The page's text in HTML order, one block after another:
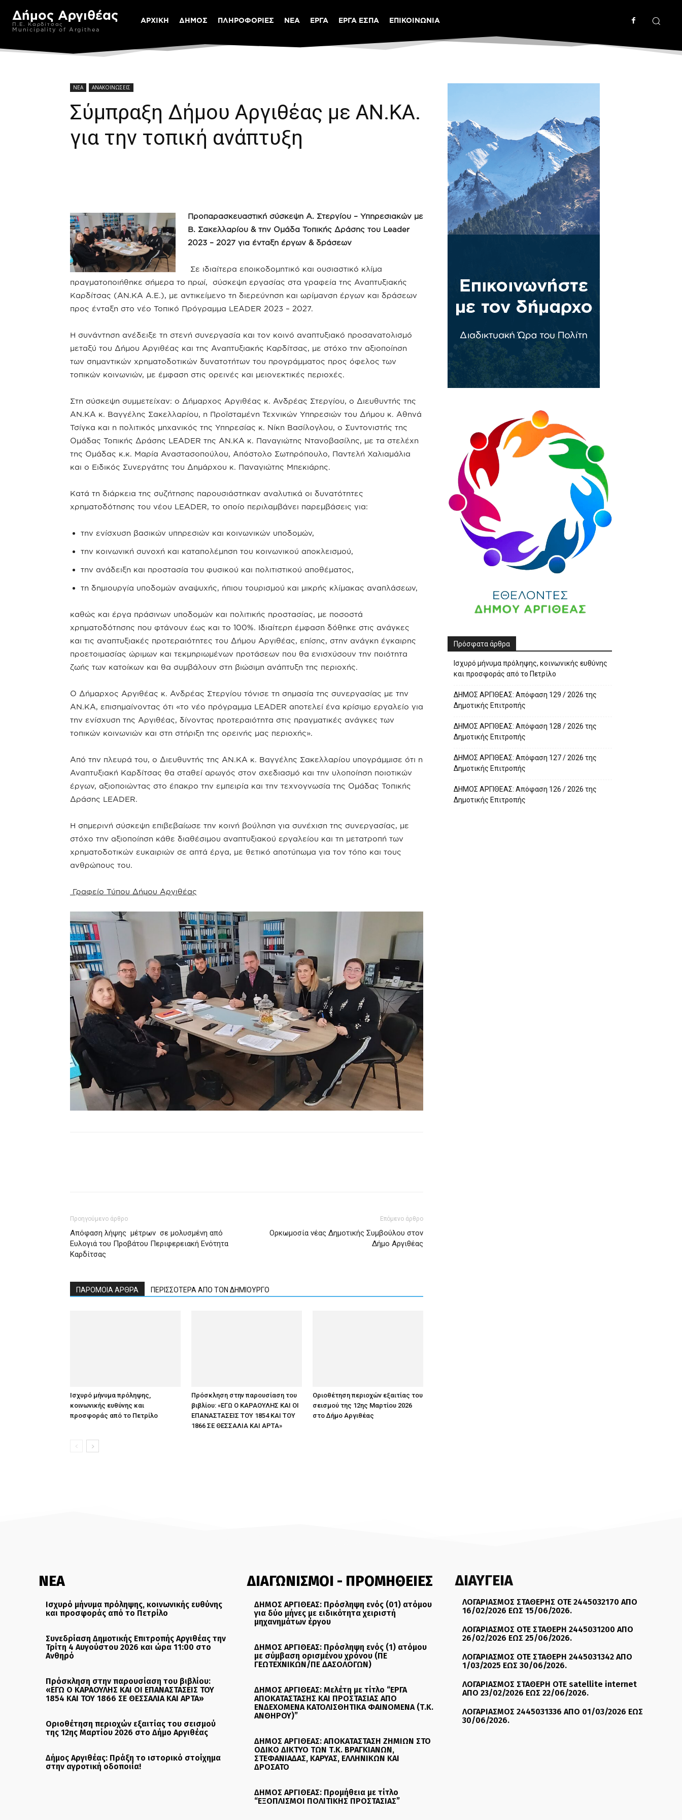
Δήμος Αργιθέας
Π.Ε. Καρδίτσας
Municipality of Argithea
ΑΡΧΙΚΗ ΔΗΜΟΣ ΠΛΗΡΟΦΟΡΙΕΣ ΝΕΑ ΕΡΓΑ ΕΡΓΑ ΕΣΠΑ ΕΠΙΚΟΙΝΩΝΙΑ
ΝΕΑ ΑΝΑΚΟΙΝΩΣΕΙΣ
Σύμπραξη Δήμου Αργιθέας με ΑΝ.ΚΑ.
για την τοπική ανάπτυξη
Προπαρασκευαστική σύσκεψη Α. Στεργίου – Υπηρεσιακών με
Β. Σακελλαρίου & την Ομάδα Τοπικής Δράσης του Leader
2023 – 2027 για ένταξη έργων & δράσεων
Σε ιδιαίτερα εποικοδομητικό και ουσιαστικό κλίμα
πραγματοποιήθηκε σήμερα το πρωί, σύσκεψη εργασίας στα γραφεία της Αναπτυξιακής
Καρδίτσας (ΑΝ.ΚΑ Α.Ε.), με αντικείμενο τη διερεύνηση και ωρίμανση έργων και δράσεων
προς ένταξη στο νέο Τοπικό Πρόγραμμα LEADER 2023 – 2027.
Η συνάντηση ανέδειξε τη στενή συνεργασία και τον κοινό αναπτυξιακό προσανατολισμό
μεταξύ του Δήμου Αργιθέας και της Αναπτυξιακής Καρδίτσας, με στόχο την αξιοποίηση
των σημαντικών χρηματοδοτικών δυνατοτήτων του προγράμματος προς όφελος των
τοπικών κοινωνιών, με έμφαση στις ορεινές και μειονεκτικές περιοχές.
Στη σύσκεψη συμμετείχαν: ο Δήμαρχος Αργιθέας κ. Ανδρέας Στεργίου, ο Διευθυντής της
ΑΝ.ΚΑ κ. Βαγγέλης Σακελλαρίου, η Προϊσταμένη Τεχνικών Υπηρεσιών του Δήμου κ. Αθηνά
Τσίγκα και η πολιτικός μηχανικός της Υπηρεσίας κ. Νίκη Βασίλογλου, ο Συντονιστής της
Ομάδας Τοπικής Δράσης LEADER της ΑΝ.ΚΑ κ. Παναγιώτης Ντανοβασίλης, με τα στελέχη
της Ομάδας κ.κ. Μαρία Αναστασοπούλου, Απόστολο Σωτηρόπουλο, Παντελή Χαλιαμάλια
και ο Ειδικός Συνεργάτης του Δημάρχου κ. Παναγιώτης Μπεκιάρης.
Κατά τη διάρκεια της συζήτησης παρουσιάστηκαν αναλυτικά οι δυνατότητες
χρηματοδότησης του νέου LEADER, το οποίο περιλαμβάνει παρεμβάσεις για:
την ενίσχυση βασικών υπηρεσιών και κοινωνικών υποδομών,
την κοινωνική συνοχή και καταπολέμηση του κοινωνικού αποκλεισμού,
την ανάδειξη και προστασία του φυσικού και πολιτιστικού αποθέματος,
τη δημιουργία υποδομών αναψυχής, ήπιου τουρισμού και μικρής κλίμακας αναπλάσεων,
καθώς και έργα πράσινων υποδομών και πολιτικής προστασίας, με ποσοστά
χρηματοδότησης που φτάνουν έως και το 100%. Ιδιαίτερη έμφαση δόθηκε στις ανάγκες
και τις αναπτυξιακές προτεραιότητες του Δήμου Αργιθέας, επίσης, στην ανάγκη έγκαιρης
προετοιμασίας ώριμων και τεκμηριωμένων προτάσεων που θα ενισχύσουν την ποιότητα
ζωής των κατοίκων και θα συμβάλουν στη βιώσιμη ανάπτυξη της περιοχής.
Ο Δήμαρχος Αργιθέας κ. Ανδρέας Στεργίου τόνισε τη σημασία της συνεργασίας με την
ΑΝ.ΚΑ, επισημαίνοντας ότι «το νέο πρόγραμμα LEADER αποτελεί ένα κρίσιμο εργαλείο για
την ενίσχυση της Αργιθέας, δίνοντας προτεραιότητα στις πραγματικές ανάγκες των
τοπικών κοινωνιών και στη στήριξη της ορεινής μας περιοχής».
Από την πλευρά του, ο Διευθυντής της ΑΝ.ΚΑ κ. Βαγγέλης Σακελλαρίου υπογράμμισε ότι η
Αναπτυξιακή Καρδίτσας θα σταθεί αρωγός στον σχεδιασμό και την υλοποίηση ποιοτικών
έργων, αξιοποιώντας στο έπακρο την εμπειρία και την τεχνογνωσία της Ομάδας Τοπικής
Δράσης LEADER.
Η σημερινή σύσκεψη επιβεβαίωσε την κοινή βούληση για συνέχιση της συνεργασίας, με
στόχο την αξιοποίηση κάθε διαθέσιμου αναπτυξιακού εργαλείου και τη μετατροπή των
χρηματοδοτικών ευκαιριών σε απτά έργα, με θετικό αποτύπωμα για τον τόπο και τους
ανθρώπους του.
Γραφείο Τύπου Δήμου Αργιθέας
Προηγούμενο άρθρο
Απόφαση λήψης μέτρων σε μολυσμένη από
Ευλογιά του Προβάτου Περιφερειακή Ενότητα
Καρδίτσας
Επόμενο άρθρο
Ορκωμοσία νέας Δημοτικής Συμβούλου στον
Δήμο Αργιθέας
ΠΑΡΟΜΟΙΑ ΑΡΘΡΑ ΠΕΡΙΣΣΟΤΕΡΑ ΑΠΟ ΤΟΝ ΔΗΜΙΟΥΡΓΟ
Ισχυρό μήνυμα πρόληψης,
κοινωνικής ευθύνης και
προσφοράς από το Πετρίλο
Πρόσκληση στην παρουσίαση του
βιβλίου: «ΕΓΩ Ο ΚΑΡΑΟΥΛΗΣ ΚΑΙ ΟΙ
ΕΠΑΝΑΣΤΑΣΕΙΣ ΤΟΥ 1854 ΚΑΙ ΤΟΥ
1866 ΣΕ ΘΕΣΣΑΛΙΑ ΚΑΙ ΑΡΤΑ»
Οριοθέτηση περιοχών εξαιτίας του
σεισμού της 12ης Μαρτίου 2026
στο Δήμο Αργιθέας
Πρόσφατα άρθρα
Ισχυρό μήνυμα πρόληψης, κοινωνικής ευθύνης
και προσφοράς από το Πετρίλο
ΔΗΜΟΣ ΑΡΓΙΘΕΑΣ: Απόφαση 129 / 2026 της
Δημοτικής Επιτροπής
ΔΗΜΟΣ ΑΡΓΙΘΕΑΣ: Απόφαση 128 / 2026 της
Δημοτικής Επιτροπής
ΔΗΜΟΣ ΑΡΓΙΘΕΑΣ: Απόφαση 127 / 2026 της
Δημοτικής Επιτροπής
ΔΗΜΟΣ ΑΡΓΙΘΕΑΣ: Απόφαση 126 / 2026 της
Δημοτικής Επιτροπής
ΝΕΑ
Ισχυρό μήνυμα πρόληψης, κοινωνικής ευθύνης
και προσφοράς από το Πετρίλο
Συνεδρίαση Δημοτικής Επιτροπής Αργιθέας την
Τρίτη 4 Αυγούστου 2026 και ώρα 11:00 στο
Ανθηρό
Πρόσκληση στην παρουσίαση του βιβλίου:
«ΕΓΩ Ο ΚΑΡΑΟΥΛΗΣ ΚΑΙ ΟΙ ΕΠΑΝΑΣΤΑΣΕΙΣ ΤΟΥ
1854 ΚΑΙ ΤΟΥ 1866 ΣΕ ΘΕΣΣΑΛΙΑ ΚΑΙ ΑΡΤΑ»
Οριοθέτηση περιοχών εξαιτίας του σεισμού
της 12ης Μαρτίου 2026 στο Δήμο Αργιθέας
Δήμος Αργιθέας: Πράξη το ιστορικό στοίχημα
στην αγροτική οδοποιία!
ΔΙΑΓΩΝΙΣΜΟΙ - ΠΡΟΜΗΘΕΙΕΣ
ΔΗΜΟΣ ΑΡΓΙΘΕΑΣ: Πρόσληψη ενός (01) ατόμου
για δύο μήνες με ειδικότητα χειριστή
μηχανημάτων έργου
ΔΗΜΟΣ ΑΡΓΙΘΕΑΣ: Πρόσληψη ενός (1) ατόμου
με σύμβαση ορισμένου χρόνου (ΠΕ
ΓΕΩΤΕΧΝΙΚΩΝ/ΠΕ ΔΑΣΟΛΟΓΩΝ)
ΔΗΜΟΣ ΑΡΓΙΘΕΑΣ: Μελέτη με τίτλο “ΕΡΓΑ
ΑΠΟΚΑΤΑΣΤΑΣΗΣ ΚΑΙ ΠΡΟΣΤΑΣΙΑΣ ΑΠΟ
ΕΝΔΕΧΟΜΕΝΑ ΚΑΤΟΛΙΣΘΗΤΙΚΑ ΦΑΙΝΟΜΕΝΑ (Τ.Κ.
ΑΝΘΗΡΟΥ)”
ΔΗΜΟΣ ΑΡΓΙΘΕΑΣ: ΑΠΟΚΑΤΑΣΤΑΣΗ ΖΗΜΙΩΝ ΣΤΟ
ΟΔΙΚΟ ΔΙΚΤΥΟ ΤΩΝ Τ.Κ. ΒΡΑΓΚΙΑΝΩΝ,
ΣΤΕΦΑΝΙΑΔΑΣ, ΚΑΡΥΑΣ, ΕΛΛΗΝΙΚΩΝ ΚΑΙ
ΔΡΟΣΑΤΟ
ΔΗΜΟΣ ΑΡΓΙΘΕΑΣ: Προμήθεια με τίτλο
“ΕΞΟΠΛΙΣΜΟΙ ΠΟΛΙΤΙΚΗΣ ΠΡΟΣΤΑΣΙΑΣ”
ΔΙΑΥΓΕΙΑ
ΛΟΓΑΡΙΑΣΜΟΣ ΣΤΑΘΕΡΗΣ ΟΤΕ 2445032170 ΑΠΟ
16/02/2026 ΕΩΣ 15/06/2026.
ΛΟΓΑΡΙΑΣΜΟΣ ΟΤΕ ΣΤΑΘΕΡΗ 2445031200 ΑΠΟ
26/02/2026 ΕΩΣ 25/06/2026.
ΛΟΓΑΡΙΑΣΜΟΣ ΟΤΕ ΣΤΑΘΕΡΗ 2445031342 ΑΠΟ
1/03/2025 ΕΩΣ 30/06/2026.
ΛΟΓΑΡΙΑΣΜΟΣ ΣΤΑΘΕΡΗ ΟΤΕ satellite internet
ΑΠΟ 23/02/2026 ΕΩΣ 22/06/2026.
ΛΟΓΑΡΙΑΣΜΟΣ 2445031336 ΑΠΟ 01/03/2026 ΕΩΣ
30/06/2026.